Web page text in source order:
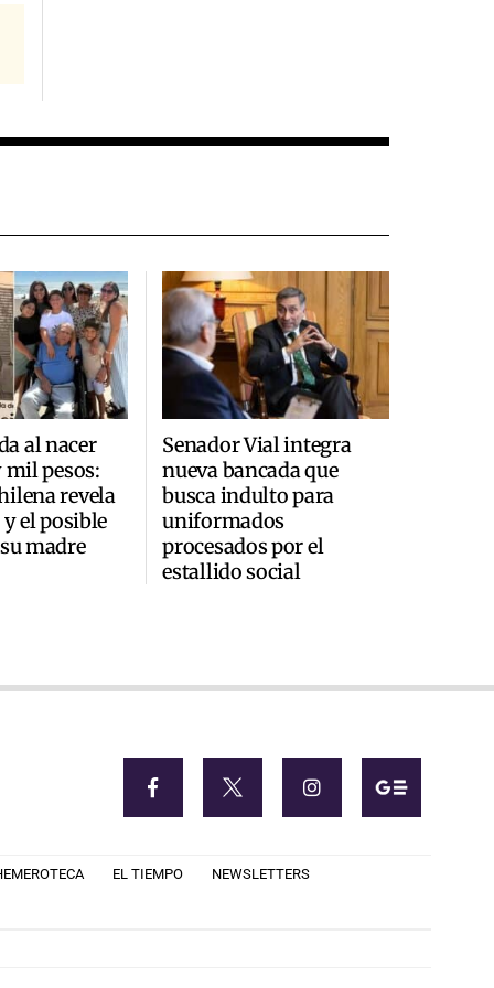
al nacer
mil pesos:
revela
el posible
madre
Senador Vial integra
nueva bancada que
busca indulto para
uniformados
procesados por el
estallido social
EL TIEMPO NEWSLETTERS